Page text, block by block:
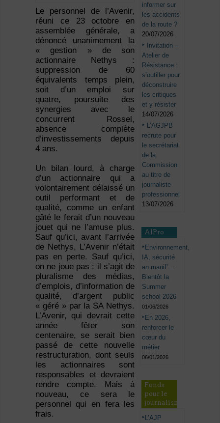
Le personnel de l’Avenir,
réuni ce 23 octobre en
assemblée générale, a
dénoncé unanimement la
« gestion » de son
actionnaire Nethys :
suppression de 60
équivalents temps plein,
soit d’un emploi sur
quatre, poursuite des
synergies avec le
concurrent Rossel,
absence complète
d’investissements depuis
4 ans.
Un bilan lourd, à charge
d’un actionnaire qui a
volontairement délaissé un
outil performant et de
qualité, comme un enfant
gâté le ferait d’un nouveau
jouet qui ne l’amuse plus.
Sauf qu’ici, avant l’arrivée
de Nethys, L’Avenir n’était
pas en perte. Sauf qu’ici,
on ne joue pas : il s’agit de
pluralisme des médias,
d’emplois, d’information de
qualité, d’argent public
« géré » par la SA Nethys.
L’Avenir, qui devrait cette
année fêter son
centenaire, se serait bien
passé de cette nouvelle
restructuration, dont seuls
les actionnaires sont
responsables et devraient
rendre compte. Mais à
nouveau, ce sera le
personnel qui en fera les
frais.
informer sur
les accidents
de la route ?
20/07/2026
Invitation –
Atelier de
Résistance :
s’outiller pour
déconstruire
les critiques
et y résister
14/07/2026
L’AGJPB
recrute pour
le secrétariat
de la
Commission
au titre de
journaliste
professionnel
13/07/2026
AJPro
Environnement,
IA, sécurité
en manif’…
Bientôt la
Summer
school 2026
01/06/2026
En 2026,
renforcer le
cœur du
métier
06/01/2026
Fonds
pour le
journalisme
L’AJP